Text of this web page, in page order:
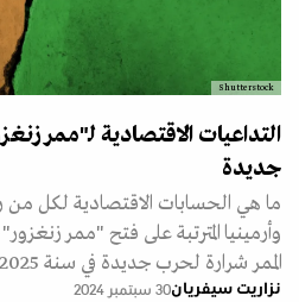
Shutterstock
التداعيات الاقتصادية لـ"ممر
جديدة
ما هي الحسابات الاقتصادية لكل من
وأرمينيا المترتبة على فتح "ممر
الممر شرارة لحرب جديدة في سنة 2025.
نزاريت سيفريان30 سبتمبر 2024